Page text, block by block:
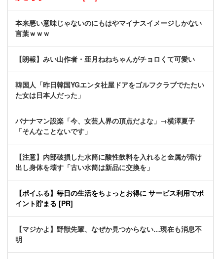
本来悪い意味じゃないのにもはやマイナスイメージしかない
言葉ｗｗｗ
【朗報】みい山作者・亜月ねねちゃんがチョロくて可愛い
韓国人「昨日韓国YGエンタ社屋ドアをゴルフクラブでたたい
た女は日本人だった」
バナナマン設楽「今、女芸人界の頂点だよな」→横澤夏子
「そんなことないです」
【注意】内部破損した水筒に酸性飲料を入れると金属が溶け
出し身体を壊す「古い水筒は新品に交換を」
【ポイふる】毎日の生活をちょっとお得に サービス利用でポ
イント貯まる [PR]
【マジかよ】野獣先輩、なぜか見つからない…現在も消息不
明